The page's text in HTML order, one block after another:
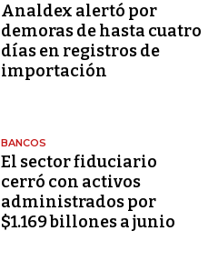
Analdex alertó por
demoras de hasta cuatro
días en registros de
importación
BANCOS
El sector fiduciario
cerró con activos
administrados por
$1.169 billones a junio